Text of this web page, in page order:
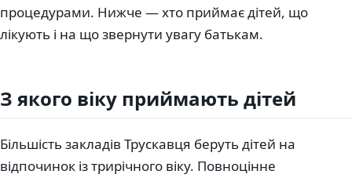
процедурами. Нижче — хто приймає дітей, що
лікують і на що звернути увагу батькам.
З якого віку приймають дітей
Більшість закладів Трускавця беруть дітей на
відпочинок із трирічного віку. Повноцінне